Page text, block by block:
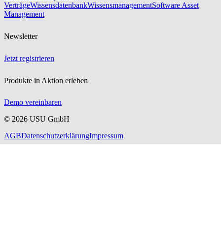
VerträgeWissensdatenbankWissensmanagementSoftware Asset
Management
Newsletter
Jetzt registrieren
Produkte in Aktion erleben
Demo vereinbaren
© 2026 USU GmbH
AGBDatenschutzerklärungImpressum